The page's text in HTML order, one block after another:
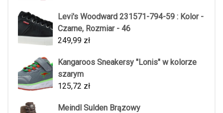
Levi's Woodward 231571-794-59 : Kolor -
Czarne, Rozmiar - 46
249,99 zł
Kangaroos Sneakersy "Lonis" w kolorze
szarym
125,72 zł
Meindl Sulden Brązowy